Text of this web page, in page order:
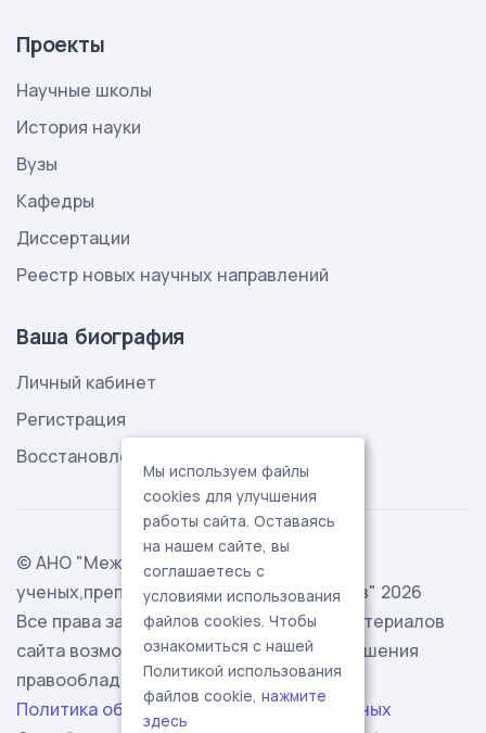
Проекты
Научные школы
История науки
Вузы
Кафедры
Диссертации
Реестр новых научных направлений
Ваша биография
Личный кабинет
Регистрация
Восстановление пароля
© АНО "Международная ассоциация
ученых,преподавателей и специалистов" 2026
Все права защищены. Использование материалов
сайта возможно исключительно с разрешения
правообладателя.
Политика обработки персональных данных
Мы используем файлы
cookies для улучшения
работы сайта. Оставаясь
на нашем сайте, вы
соглашаетесь с
условиями использования
файлов cookies. Чтобы
ознакомиться с нашей
Политикой использования
файлов cookie, нажмите
здесь